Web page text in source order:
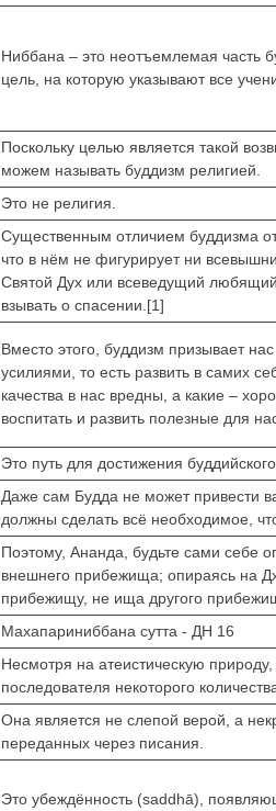
Ниббана – это неотъемлемая часть
цель, на которую указывают все
Поскольку целью является такой
можем называть буддизм религией.
Это не религия.
Существенным отличием буддизма
что в нём не фигурирует ни
Святой Дух или всеведущий
взывать о спасении.[1]
Вместо этого, буддизм призывает
усилиями, то есть развить в самих
качества в нас вредны, а какие –
воспитать и развить полезные для
Это путь для достижения
Даже сам Будда не может привести
должны сделать всё необходимое,
Поэтому, Ананда, будьте сами
внешнего прибежища; опираясь на
прибежищу, не ища другого
Махапариниббана сутта - ДН 16
Несмотря на атеистическую
последователя некоторого
Она является не слепой верой, а
переданных через писания.
Это убеждённость (saddhā),